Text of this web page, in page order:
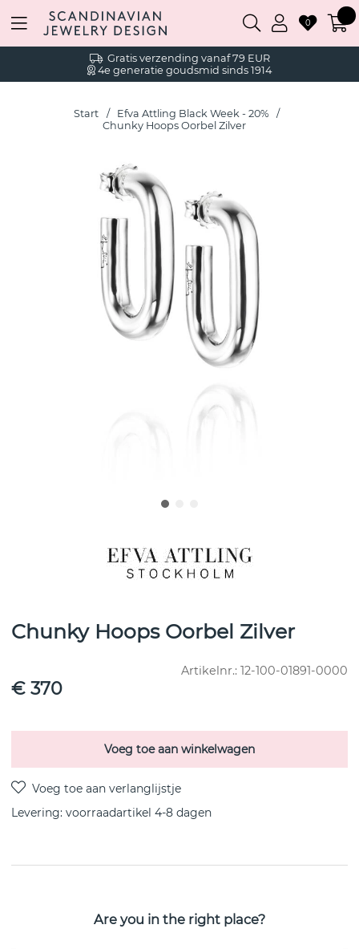
Gratis verzending vanaf 79 EUR
4e generatie goudsmid sinds 1914
0
Start
Efva Attling Black Week - 20%
Chunky Hoops Oorbel Zilver
Chunky Hoops Oorbel Zilver
Artikelnr.: 12-100-01891-0000
€ 370
Voeg toe aan winkelwagen
Levering: voorraadartikel 4-8 dagen
Chunky Hoops is een sterling zilveren oorbel van het
Zweedse Efva Attling
Are you in the right place?